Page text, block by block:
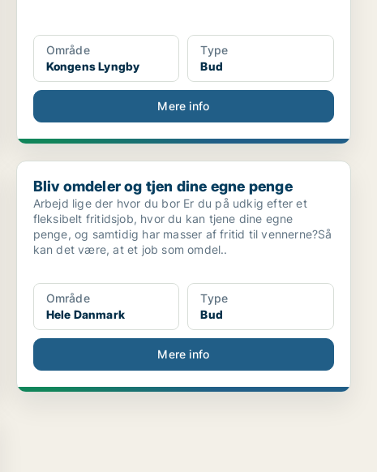
Område
Kongens Lyngby
Type
Bud
Mere info
Bliv omdeler og tjen dine egne penge
Bliv omdeler og tjen dine egne penge
Arbejd lige der hvor du bor Er du på udkig efter et
fleksibelt fritidsjob, hvor du kan tjene dine egne
penge, og samtidig har masser af fritid til vennerne?Så
kan det være, at et job som omdel..
Område
Hele Danmark
Type
Bud
Mere info